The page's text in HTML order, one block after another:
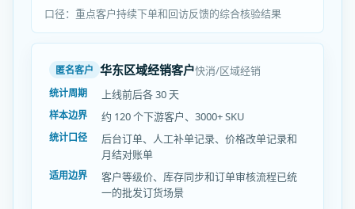
口径：重点客户持续下单和回访反馈的综合核验结果
匿名客户 华东区域经销客户快消/区域经销
统计周期 上线前后各 30 天
样本边界 约 120 个下游客户、3000+ SKU
统计口径
后台订单、人工补单记录、价格改单记录和
月结对账单
适用边界
客户等级价、库存同步和订单审核流程已统
一的批发订货场景